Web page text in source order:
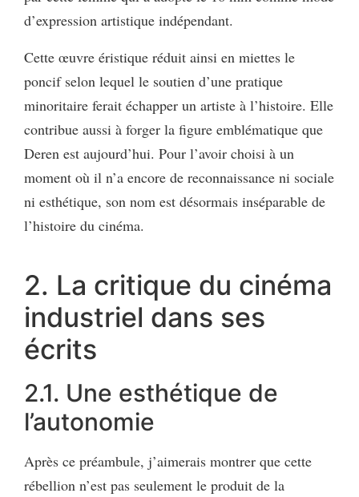
d’expression artistique indépendant.
Cette œuvre éristique réduit ainsi en miettes le
poncif selon lequel le soutien d’une pratique
minoritaire ferait échapper un artiste à l’histoire. Elle
contribue aussi à forger la figure emblématique que
Deren est aujourd’hui. Pour l’avoir choisi à un
moment où il n’a encore de reconnaissance ni sociale
ni esthétique, son nom est désormais inséparable de
l’histoire du cinéma.
2. La critique du cinéma
industriel dans ses
écrits
2.1. Une esthétique de
l’autonomie
Après ce préambule, j’aimerais montrer que cette
rébellion n’est pas seulement le produit de la